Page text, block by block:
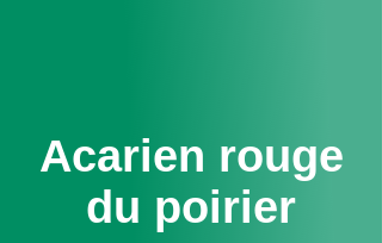
Acarien rouge
du poirier